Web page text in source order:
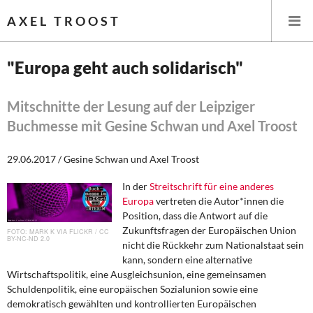
AXEL TROOST
Themen
Leitlinien linker Wirtschafts- und Finanzpolitik
Wirtschaftspolitik
Steuer- und Finanzpolitik
Öffentliche Infrastruktur und Daseinsvorsorge
Eurokrise und Griechenland
"Europa geht auch solidarisch"
Mitschnitte der Lesung auf der Leipziger
Buchmesse mit Gesine Schwan und Axel Troost
29.06.2017 / Gesine Schwan und Axel Troost
MARK K VIA FLICKR / CC
BY-NC-ND 2.0
In derStreitschrift für eine anderes
Europavertreten die Autor*innen die
Position, dass die Antwort auf die
Zukunftsfragen der Europäischen Union
nicht die Rückkehr zum Nationalstaat sein
kann, sondern eine alternative
Wirtschaftspolitik, eine Ausgleichsunion, eine gemeinsamen
Schuldenpolitik, eine europäischen Sozialunion sowie eine
demokratisch gewählten und kontrollierten Europäischen